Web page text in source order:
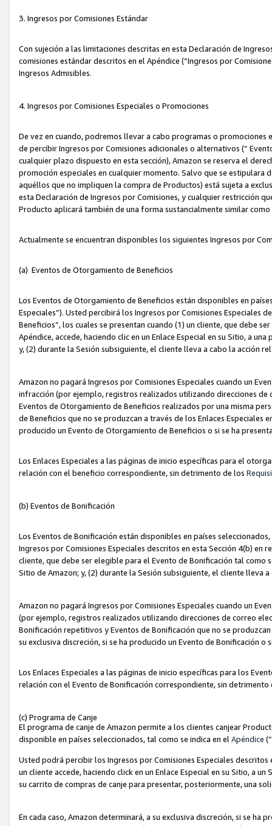
3. Ingresos por Comisiones Estándar
Con sujeción a las limitaciones descritas en esta Declaración de
comisiones estándar descritos en el Apéndice (“Ingresos por
Ingresos Admisibles.
4. Ingresos por Comisiones Especiales o Promociones
De vez en cuando, podremos llevar a cabo programas o
de percibir Ingresos por Comisiones adicionales o alternativos (“
cualquier plazo dispuesto en esta sección), Amazon se reserva el
promoción especiales en cualquier momento. Salvo que se
aquéllos que no impliquen la compra de Productos) está sujeta a
esta Declaración de Ingresos por Comisiones, y cualquier restricción
Producto aplicará también de una forma sustancialmente similar
Actualmente se encuentran disponibles los siguientes Ingresos por
(a) Eventos de Otorgamiento de Beneficios
Los Eventos de Otorgamiento de Beneficios están disponibles en
Especiales”). Usted percibirá los Ingresos por Comisiones Especiales
Beneficios”, los cuales se presentan cuando (1) un cliente, que debe
Apéndice, accede, haciendo clic en un Enlace Especial en su Sitio, a
y, (2) durante la Sesión subsiguiente, el cliente lleva a cabo la acción
Amazon no pagará Ingresos por Comisiones Especiales cuando un
infracción (por ejemplo, registros realizados utilizando direcciones
Eventos de Otorgamiento de Beneficios realizados por una misma
de Beneficios que no se produzcan a través de los Enlaces Especiales
producido un Evento de Otorgamiento de Beneficios o si se ha
Los Enlaces Especiales a las páginas de inicio específicas para el
relación con el beneficio correspondiente, sin detrimento de los
(b) Eventos de Bonificación
Los Eventos de Bonificación están disponibles en países
Ingresos por Comisiones Especiales descritos en esta Sección 4(b) en
cliente, que debe ser elegible para el Evento de Bonificación tal como
Sitio de Amazon; y, (2) durante la Sesión subsiguiente, el cliente lleva
Amazon no pagará Ingresos por Comisiones Especiales cuando un
(por ejemplo, registros realizados utilizando direcciones de correo
Bonificación repetitivos y Eventos de Bonificación que no se
su exclusiva discreción, si se ha producido un Evento de Bonificación
Los Enlaces Especiales a las páginas de inicio específicas para los
relación con el Evento de Bonificación correspondiente, sin
(c) Programa de Canje
El programa de canje de Amazon permite a los clientes canjear
disponible en países seleccionados, tal como se indica en el Apéndice
Usted podrá percibir los Ingresos por Comisiones Especiales
un cliente accede, haciendo click en un Enlace Especial en su Sitio, a
su carrito de compras de canje para presentar, posteriormente, una
En cada caso, Amazon determinará, a su exclusiva discreción, si se